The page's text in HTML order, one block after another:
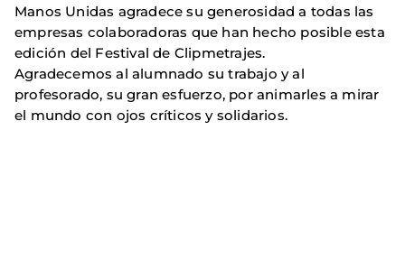
Manos Unidas agradece su generosidad a todas las
empresas colaboradoras que han hecho posible esta
edición del Festival de Clipmetrajes.
Agradecemos al alumnado su trabajo y al
profesorado, su gran esfuerzo, por animarles a mirar
el mundo con ojos críticos y solidarios.